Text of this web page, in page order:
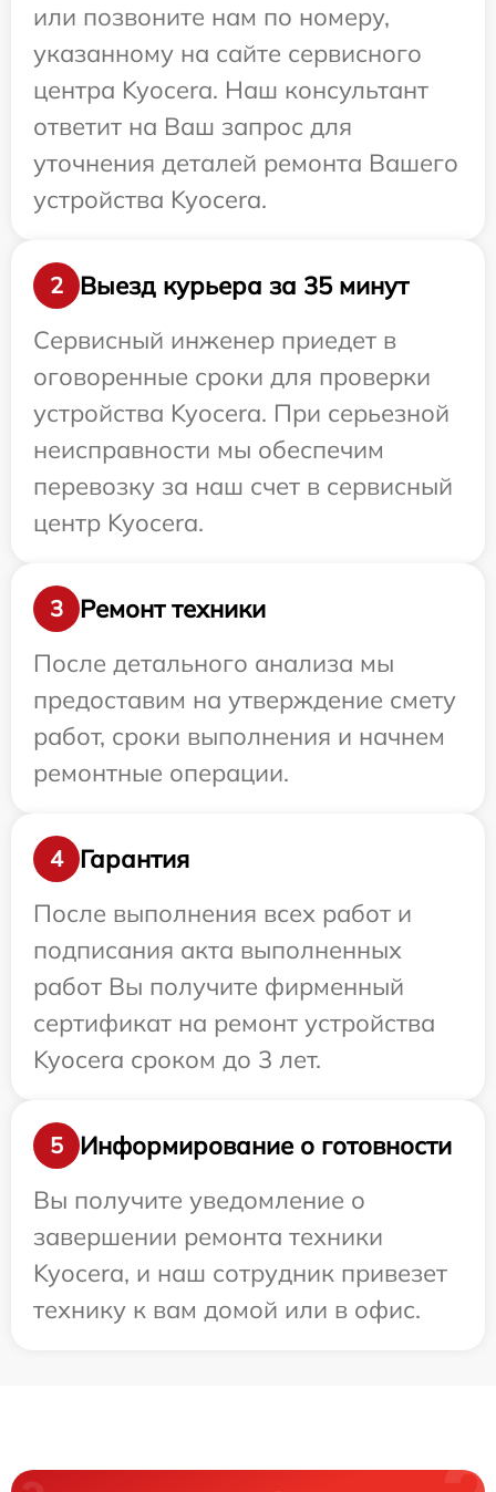
или позвоните нам по номеру,
указанному на сайте сервисного
центра Kyocera. Наш консультант
ответит на Ваш запрос для
уточнения деталей ремонта Вашего
устройства Kyocera.
2
Выезд курьера за 35 минут
Сервисный инженер приедет в
оговоренные сроки для проверки
устройства Kyocera. При серьезной
неисправности мы обеспечим
перевозку за наш счет в сервисный
центр Kyocera.
3
Ремонт техники
После детального анализа мы
предоставим на утверждение смету
работ, сроки выполнения и начнем
ремонтные операции.
4
Гарантия
После выполнения всех работ и
подписания акта выполненных
работ Вы получите фирменный
сертификат на ремонт устройства
Kyocera сроком до 3 лет.
5
Информирование о готовности
Вы получите уведомление о
завершении ремонта техники
Kyocera, и наш сотрудник привезет
технику к вам домой или в офис.